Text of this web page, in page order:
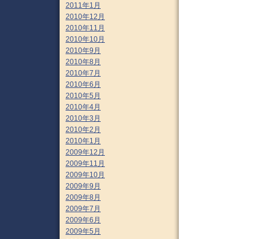
2011年1月
2010年12月
2010年11月
2010年10月
2010年9月
2010年8月
2010年7月
2010年6月
2010年5月
2010年4月
2010年3月
2010年2月
2010年1月
2009年12月
2009年11月
2009年10月
2009年9月
2009年8月
2009年7月
2009年6月
2009年5月